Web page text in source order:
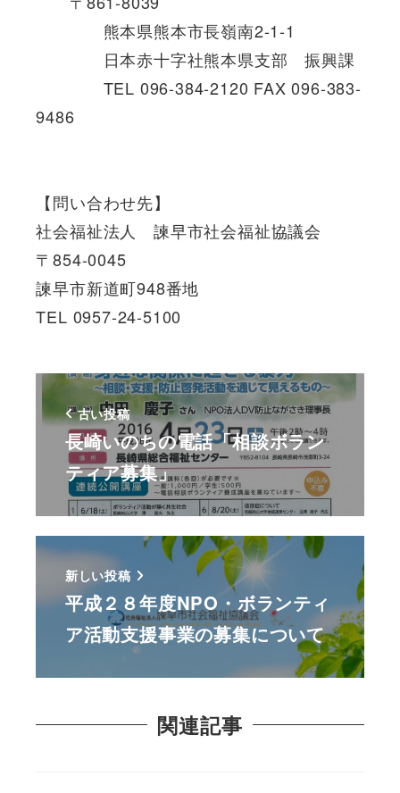
熊本県熊本市長嶺南2-1-1
日本赤十字社熊本県支部 振興課
TEL 096-384-2120 FAX 096-383-
9486
【問い合わせ先】
社会福祉法人 諫早市社会福祉協議会
〒854-0045
諫早市新道町948番地
TEL 0957-24-5100
古い投稿
長崎いのちの電話「相談ボラン
ティア募集」
新しい投稿
平成２８年度NPO・ボランティ
ア活動支援事業の募集について
関連記事